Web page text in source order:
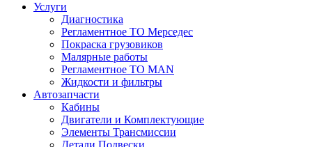
Услуги
Диагностика
Регламентное ТО Мерседес
Покраска грузовиков
Малярные работы
Регламентное ТО MAN
Жидкости и фильтры
Автозапчасти
Кабины
Двигатели и Комплектующие
Элементы Трансмиссии
Детали Подвески